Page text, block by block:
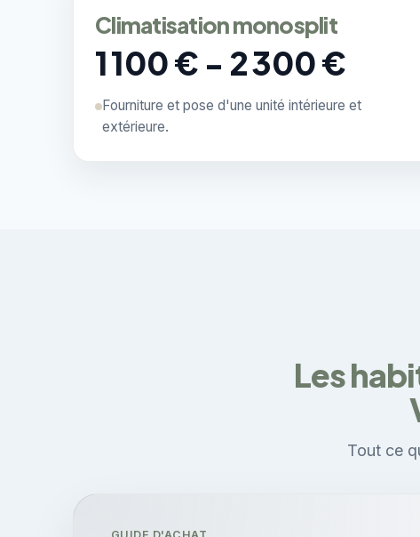
Climatisation monosplit
1 100 € - 2 300 €
Fourniture et pose d'une unité intérieure et
extérieure.
Les
Tout ce